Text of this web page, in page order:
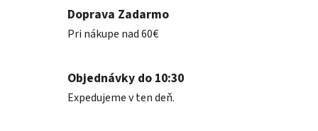
Doprava Zadarmo
Pri nákupe nad 60€
Objednávky do 10:30
Expedujeme v ten deň.